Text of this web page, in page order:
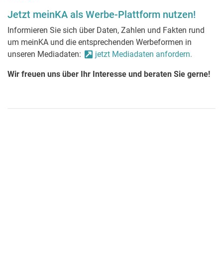
Jetzt meinKA als Werbe-Plattform nutzen!
Informieren Sie sich über Daten, Zahlen und Fakten rund
um meinKA und die entsprechenden Werbeformen in
unseren Mediadaten:
jetzt Mediadaten anfordern.
Wir freuen uns über Ihr Interesse und beraten Sie gerne!